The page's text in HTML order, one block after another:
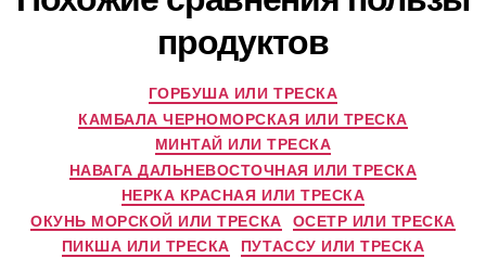
продуктов
ГОРБУША ИЛИ ТРЕСКА
КАМБАЛА ЧЕРНОМОРСКАЯ ИЛИ ТРЕСКА
МИНТАЙ ИЛИ ТРЕСКА
НАВАГА ДАЛЬНЕВОСТОЧНАЯ ИЛИ ТРЕСКА
НЕРКА КРАСНАЯ ИЛИ ТРЕСКА
ОКУНЬ МОРСКОЙ ИЛИ ТРЕСКА ОСЕТР ИЛИ ТРЕСКА
ПИКША ИЛИ ТРЕСКА ПУТАССУ ИЛИ ТРЕСКА